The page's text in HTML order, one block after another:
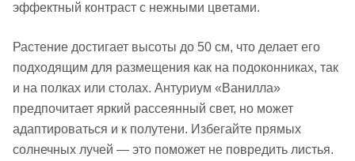
эффектный контраст с нежными цветами.
Растение достигает высоты до 50 см, что делает его
подходящим для размещения как на подоконниках, так
и на полках или столах. Антуриум «Ванилла»
предпочитает яркий рассеянный свет, но может
адаптироваться и к полутени. Избегайте прямых
солнечных лучей — это поможет не повредить листья.